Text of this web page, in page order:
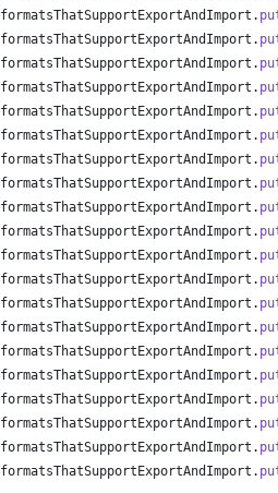
formatsThatSupportExportAndImport .
formatsThatSupportExportAndImport .
formatsThatSupportExportAndImport .
formatsThatSupportExportAndImport .
formatsThatSupportExportAndImport .
formatsThatSupportExportAndImport .
formatsThatSupportExportAndImport .
formatsThatSupportExportAndImport .
formatsThatSupportExportAndImport .
formatsThatSupportExportAndImport .
formatsThatSupportExportAndImport .
formatsThatSupportExportAndImport .
formatsThatSupportExportAndImport .
formatsThatSupportExportAndImport .
formatsThatSupportExportAndImport .
formatsThatSupportExportAndImport .
formatsThatSupportExportAndImport .
formatsThatSupportExportAndImport .
formatsThatSupportExportAndImport .
formatsThatSupportExportAndImport .